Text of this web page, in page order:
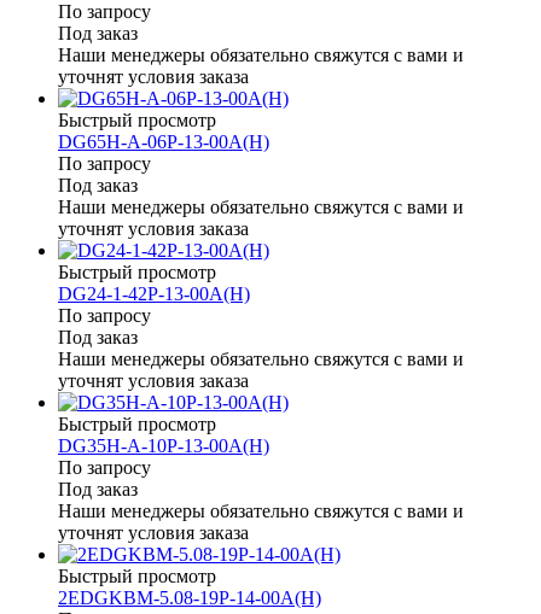
По запросу
Под заказ
Наши менеджеры обязательно свяжутся с вами и
уточнят условия заказа
Быстрый просмотр
DG65H-A-06P-13-00A(H)
По запросу
Под заказ
Наши менеджеры обязательно свяжутся с вами и
уточнят условия заказа
Быстрый просмотр
DG24-1-42P-13-00A(H)
По запросу
Под заказ
Наши менеджеры обязательно свяжутся с вами и
уточнят условия заказа
Быстрый просмотр
DG35H-A-10P-13-00A(H)
По запросу
Под заказ
Наши менеджеры обязательно свяжутся с вами и
уточнят условия заказа
Быстрый просмотр
2EDGKBM-5.08-19P-14-00A(H)